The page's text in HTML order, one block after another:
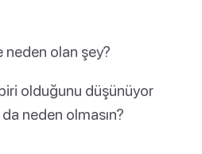
neden olan şey?
olduğunu düşünüyor
neden olmasın?